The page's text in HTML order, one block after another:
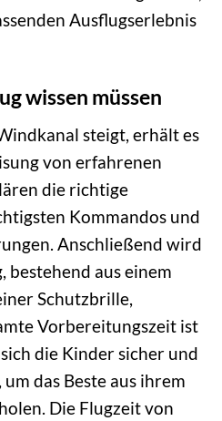
Ausflugserlebnis
wissen müssen
steigt, erhält es
von erfahrenen
die richtige
Kommandos und
Anschließend wird
bestehend aus einem
Schutzbrille,
Vorbereitungszeit ist
die Kinder sicher und
das Beste aus ihrem
Die Flugzeit von